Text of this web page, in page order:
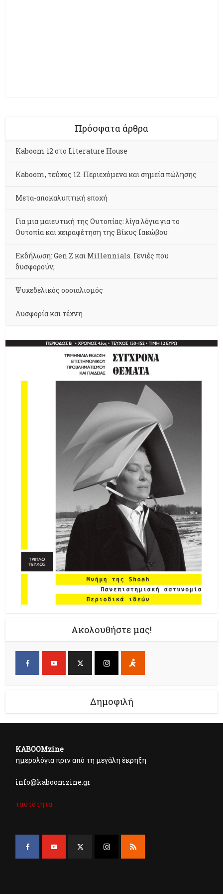
Πρόσφατα άρθρα
Kaboom 12 στο Literature House
Kaboom, τεύχος 12. Περιεχόμενα και σημεία πώλησης
Μετα-αποκαλυπτική εποχή
Για μια μαιευτική της Ουτοπίας: λίγα λόγια για το
Ουτοπία και χειραφέτηση της Βίκυς Ιακώβου
Εκδήλωση: Gen Z και Millennials. Γενιές που
δυσφορούν;
Ψυχεδελικός σοσιαλισμός
Δυσφορία και τέχνη
Ακολουθήστε μας!
Δημοφιλή
KABOOMzine
ημερολόγια πριν από τη μεγάλη έκρηξη
info@kaboomzine.gr
ταυτότητα